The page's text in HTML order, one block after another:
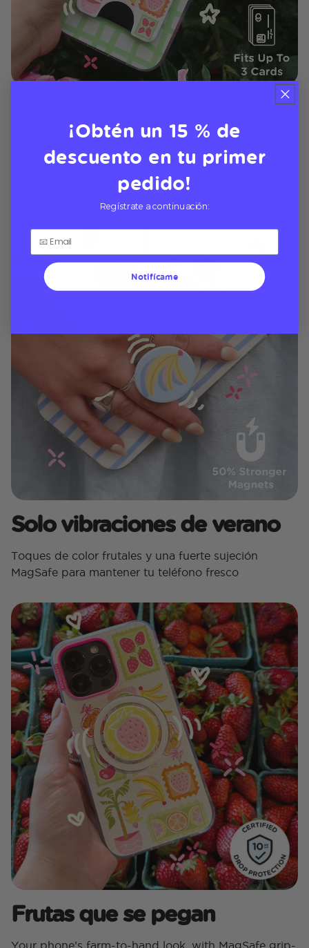
If you have your phone, you have your wallet. Snaps
on with MagSafe tech and looks fresh
Solo vibraciones de verano
Toques de color frutales y una fuerte sujeción
MagSafe para mantener tu teléfono fresco
Frutas que se pegan
Your phone’s farm-to-hand look, with MagSafe grip-
¡Obtén un 15 % de
descuento en tu primer
pedido!
Regístrate a continuación:
Notifícame